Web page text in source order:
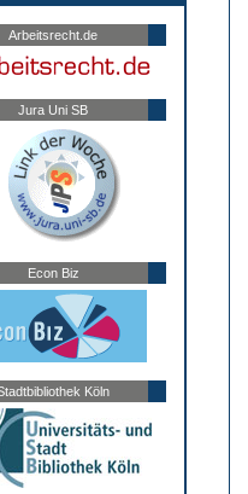
Arbeitsrecht.de
Jura Uni SB
Econ Biz
Köln